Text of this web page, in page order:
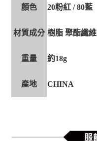
顏色 20粉紅 / 80藍
材質成分 樹脂 聚酯纖維
重量 約18g
產地 CHINA